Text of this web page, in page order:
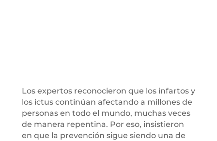
Los expertos reconocieron que los infartos y
los ictus continúan afectando a millones de
personas en todo el mundo, muchas veces
de manera repentina. Por eso, insistieron
en que la prevención sigue siendo una de